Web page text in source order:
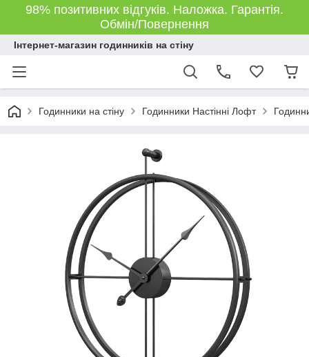
98% позитивних відгуків. Наложка. Гарантія.
Обмін/Повернення
Інтернет-магазин годинників на стіну
Годинники на стіну Годинники Настінні Лофт